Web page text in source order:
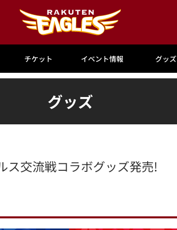
チケット イベント情報 グッズ
グッズ
ス交流戦コラボグッズ発売!